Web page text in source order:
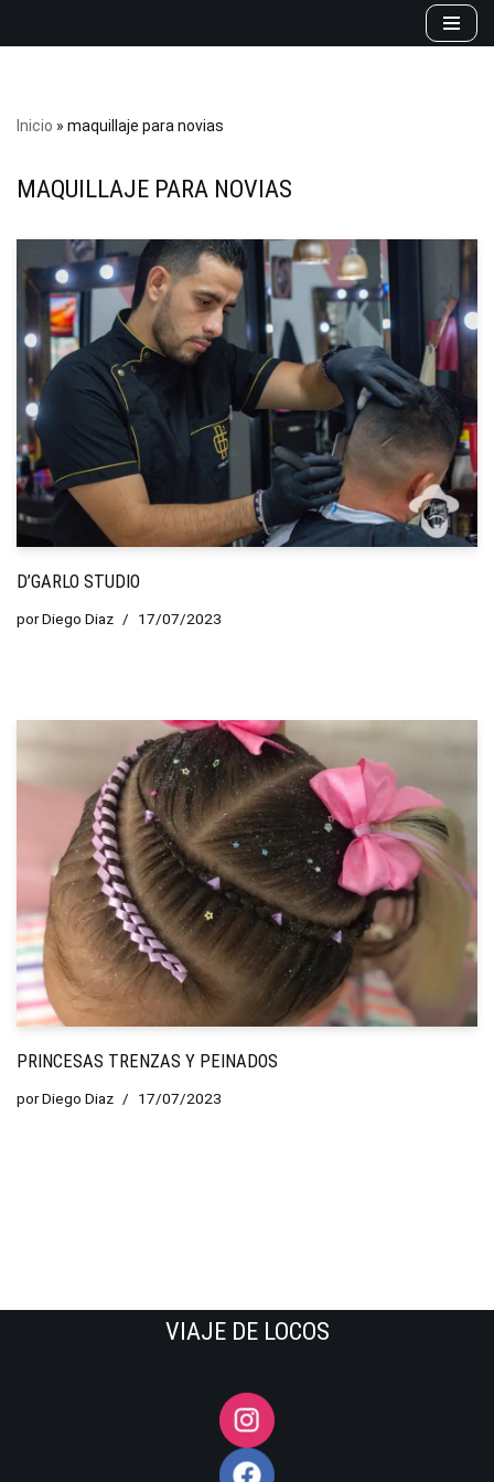
Inicio » maquillaje para novias
MAQUILLAJE PARA NOVIAS
D’GARLO STUDIO
porDiego Diaz 17/07/2023
PRINCESAS TRENZAS Y PEINADOS
porDiego Diaz 17/07/2023
VIAJE DE LOCOS